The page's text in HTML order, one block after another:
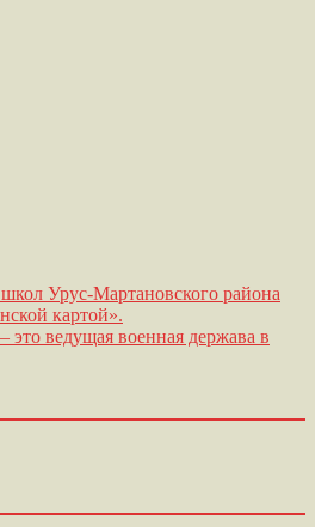
Урус-Мартановского района
картой».
ведущая военная держава в